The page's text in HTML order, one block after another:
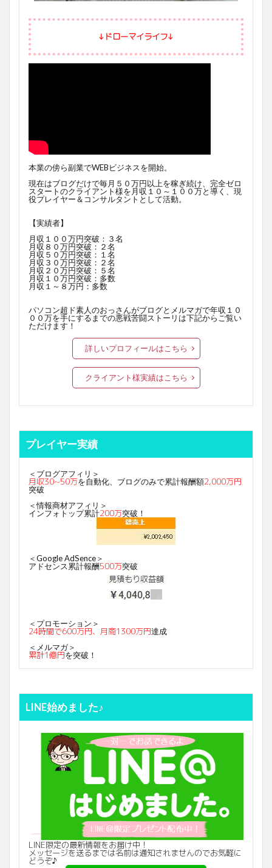
↓ドローマイライフ↓
本業の傍ら副業でWEBビジネスを開始。
現在はブログだけで毎月５０万円以上を稼ぎ続け、完全ゼロ
スタートのクライアント様を月収１０～１００万と導く、現
役プレイヤー＆コンサルタントとして活動。
【実績者】
月収１００万円突破：３名
月収８０万円突破：２名
月収５０万円突破：１名
月収３０万円突破：２名
月収２０万円突破：５名
月収１０万円突破：多数
月収１～８万円：多数
パソコン超ド素人のおっさんがブログとメルマガで年収１０
００万を手にするまでの悪戦苦闘ストーリは下記からご覧い
ただけます！
詳しいプロフィールはこちら
クライアント様実績はこちら
プレイヤー実績
＜ブログアフィリ＞
月収30~50万を自動化、ブログのみで累計報酬額2,000万円
突破
＜情報商材アフィリ＞
インフォトップ累計200万突破！
＜Google AdSence＞
アドセンス累計報酬500万突破
＜プロモーション＞
24時間で600万円、月商1300万円達成
＜メルマガ＞
累計1億円を突破！
LINE始めました♪
LINE限定の最新情報をお届け中！
メッセージを送るまでは名前は通知されませんのでお気軽に
どうぞ♪